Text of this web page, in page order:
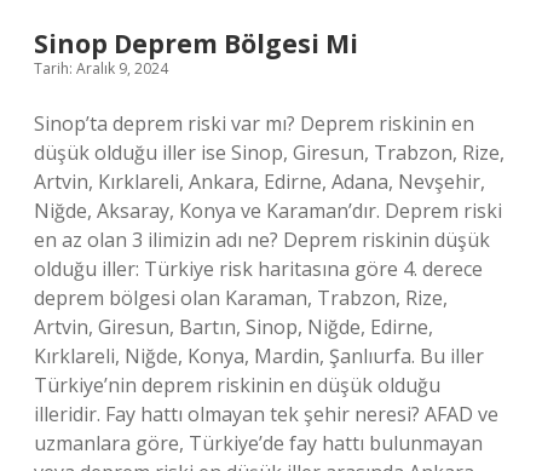
Sinop Deprem Bölgesi Mi
Tarih: Aralık 9, 2024
Sinop’ta deprem riski var mı? Deprem riskinin en
düşük olduğu iller ise Sinop, Giresun, Trabzon, Rize,
Artvin, Kırklareli, Ankara, Edirne, Adana, Nevşehir,
Niğde, Aksaray, Konya ve Karaman’dır. Deprem riski
en az olan 3 ilimizin adı ne? Deprem riskinin düşük
olduğu iller: Türkiye risk haritasına göre 4. derece
deprem bölgesi olan Karaman, Trabzon, Rize,
Artvin, Giresun, Bartın, Sinop, Niğde, Edirne,
Kırklareli, Niğde, Konya, Mardin, Şanlıurfa. Bu iller
Türkiye’nin deprem riskinin en düşük olduğu
illeridir. Fay hattı olmayan tek şehir neresi? AFAD ve
uzmanlara göre, Türkiye’de fay hattı bulunmayan